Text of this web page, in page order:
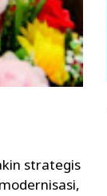
strategis